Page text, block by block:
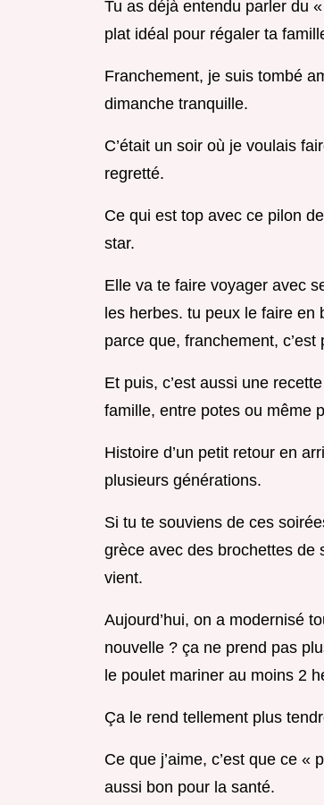
Tu as déjà entendu parler du
plat idéal pour régaler ta
Franchement, je suis tombé
dimanche tranquille.
C’était un soir où je voulais
regretté.
Ce qui est top avec ce pilon
star.
Elle va te faire voyager avec
les herbes. tu peux le faire
parce que, franchement,
Et puis, c’est aussi une
famille, entre potes ou même
Histoire d’un petit retour en
plusieurs générations.
Si tu te souviens de ces
grèce avec des brochettes de
vient.
Aujourd’hui, on a modernisé
nouvelle ? ça ne prend pas
le poulet mariner au moins 2
Ça le rend tellement plus
Ce que j’aime, c’est que ce
aussi bon pour la santé.